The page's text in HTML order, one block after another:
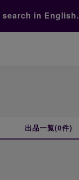
search in English.
出品一覧(0件)